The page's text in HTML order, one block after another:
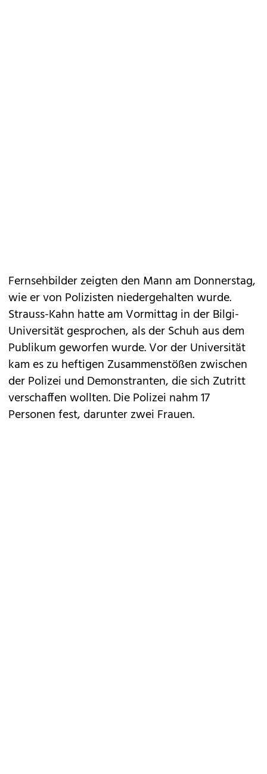
Fernsehbilder zeigten den Mann am Donnerstag,
wie er von Polizisten niedergehalten wurde.
Strauss-Kahn hatte am Vormittag in der Bilgi-
Universität gesprochen, als der Schuh aus dem
Publikum geworfen wurde. Vor der Universität
kam es zu heftigen Zusammenstößen zwischen
der Polizei und Demonstranten, die sich Zutritt
verschaffen wollten. Die Polizei nahm 17
Personen fest, darunter zwei Frauen.